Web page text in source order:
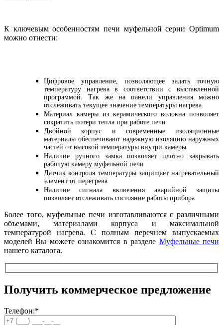
К ключевым особенностям печи муфельной серии Optimum
можно отнести:
Цифровое управление, позволяющее задать точную
температуру нагрева в соответствии с выставленной
программой. Так же на панели управления можно
отслеживать текущее значение температуры нагрева.
Материал камеры из керамического волокна позволяет
сократить потери тепла при работе печи
Двойной корпус и современные изоляционные
материалы обеспечивают надежную изоляцию наружных
частей от высокой температуры внутри камеры
Наличие ручного замка позволяет плотно закрывать
рабочую камеру муфельной печи
Датчик контроля температуры защищает нагревательный
элемент от перегрева
Наличие сигнала включения аварийной защиты
позволяет отслеживать состояние работы прибора
Более того, муфельные печи изготавливаются с различными
объемами, материалами корпуса и максимальной
температурой нагрева. С полным перечнем выпускаемых
моделей Вы можете ознакомится в разделе Муфельные печи
нашего каталога.
Получить коммерческое предложение
Телефон:*